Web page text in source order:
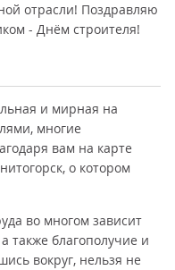
отрасли! Поздравляю
- Днём строителя!
и мирная на
многие
вам на карте
о котором
во многом зависит
также благополучие и
вокруг, нельзя не